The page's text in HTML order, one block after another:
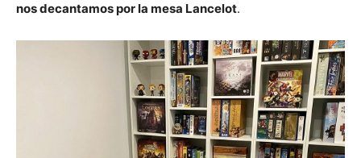
nos decantamos por la mesa Lancelot.